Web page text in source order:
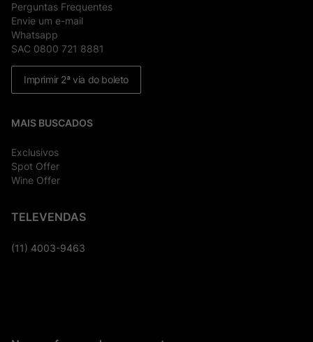
Perguntas Frequentes
Envie um e-mail
Whatsapp
SAC 0800 721 8881
Imprimir 2ª via do boleto
MAIS BUSCADOS
Exclusivos
Spot Offer
Wine Offer
TELEVENDAS
(11) 4003-9463